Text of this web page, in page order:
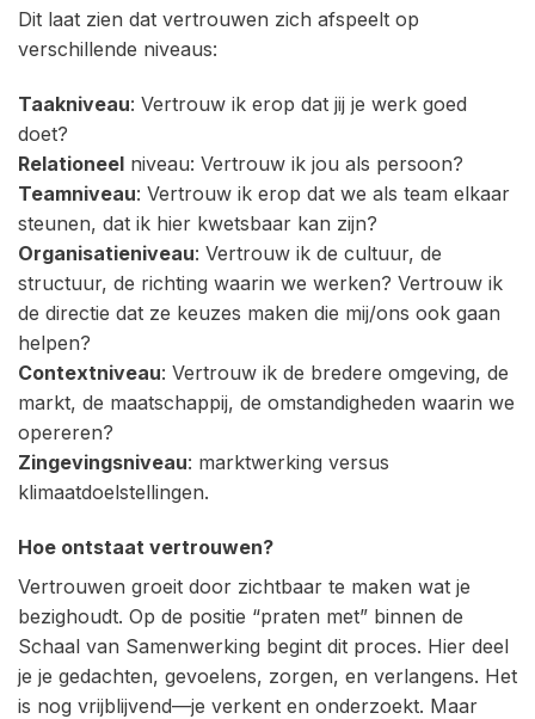
Dit laat zien dat vertrouwen zich afspeelt op
verschillende niveaus:
Taakniveau: Vertrouw ik erop dat jij je werk goed
doet?
Relationeel niveau: Vertrouw ik jou als persoon?
Teamniveau: Vertrouw ik erop dat we als team elkaar
steunen, dat ik hier kwetsbaar kan zijn?
Organisatieniveau: Vertrouw ik de cultuur, de
structuur, de richting waarin we werken? Vertrouw ik
de directie dat ze keuzes maken die mij/ons ook gaan
helpen?
Contextniveau: Vertrouw ik de bredere omgeving, de
markt, de maatschappij, de omstandigheden waarin we
opereren?
Zingevingsniveau: marktwerking versus
klimaatdoelstellingen.
Hoe ontstaat vertrouwen?
Vertrouwen groeit door zichtbaar te maken wat je
bezighoudt. Op de positie “praten met” binnen de
Schaal van Samenwerking begint dit proces. Hier deel
je je gedachten, gevoelens, zorgen, en verlangens. Het
is nog vrijblijvend—je verkent en onderzoekt. Maar